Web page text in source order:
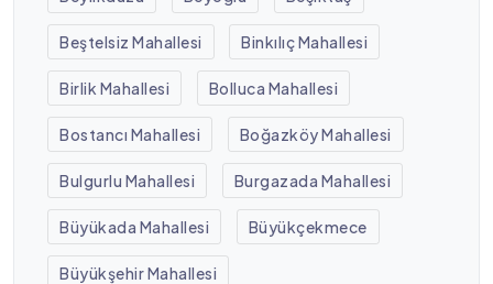
Beştelsiz Mahallesi Binkılıç Mahallesi
Birlik Mahallesi Bolluca Mahallesi
Bostancı Mahallesi Boğazköy Mahallesi
Bulgurlu Mahallesi Burgazada Mahallesi
Büyükada Mahallesi Büyükçekmece
Büyükşehir Mahallesi